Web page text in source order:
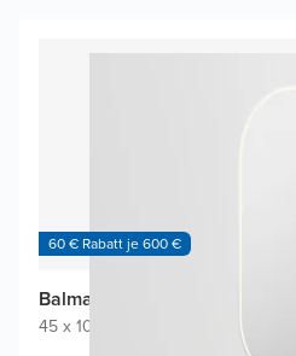
60 € Rabatt je 600 €
Balmani Mara Spiegelschrank
45 x 100 cm Oval